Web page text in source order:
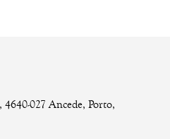
027 Ancede, Porto,